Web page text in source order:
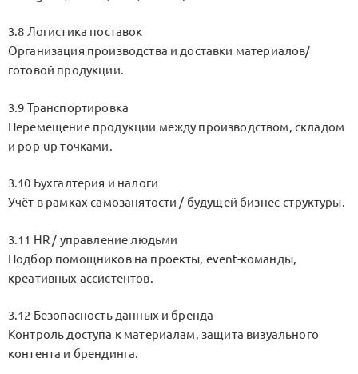
3.8 Логистика поставок
Организация производства и доставки материалов/
готовой продукции.
3.9 Транспортировка
Перемещение продукции между производством, складом
и pop-up точками.
3.10 Бухгалтерия и налоги
Учёт в рамках самозанятости / будущей бизнес-структуры.
3.11 HR / управление людьми
Подбор помощников на проекты, event-команды,
креативных ассистентов.
3.12 Безопасность данных и бренда
Контроль доступа к материалам, защита визуального
контента и брендинга.